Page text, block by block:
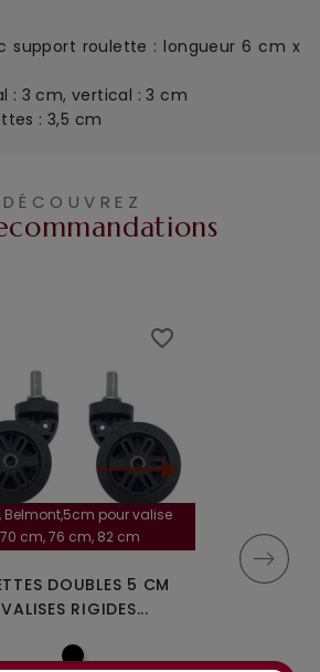
support roulette : longueur 6 cm x
: 3 cm, vertical : 3 cm
: 3,5 cm
DÉCOUVREZ
Belmont,5cm pour valise
cm, 76 cm, 82 cm
DOUBLES 5 CM
RIGIDES...
favorite_border
A-115segur
ROULETTES